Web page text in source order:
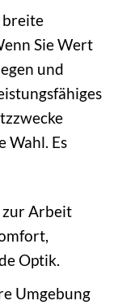
breite
Sie Wert
und
Wahl. Es
zur Arbeit
Optik.
Umgebung